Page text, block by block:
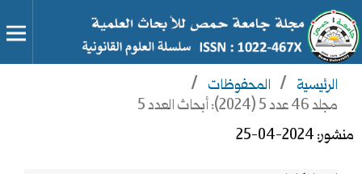
الرئيسية / المحفوظات /
مجلد 46 عدد 5 (2024): أبحاث العدد 5
منشور:2024-04-25